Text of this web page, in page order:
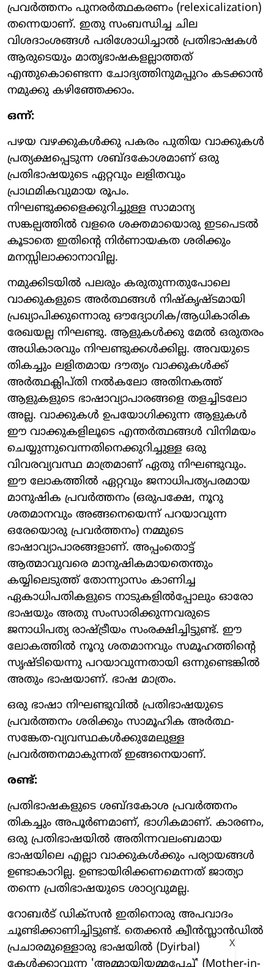
പ്രവര്‍ത്തനം പുനരര്‍ത്ഥകരണം (relexicalization)
തന്നെയാണ്. ഇതു സംബന്ധിച്ച ചില
വിശദാംശങ്ങള്‍ പരിശോധിച്ചാല്‍ പ്രതിഭാഷകള്‍
ആരുടെയും മാതൃഭാഷകളല്ലാത്തത്
എന്തുകൊണ്ടെന്ന ചോദ്യത്തിനുമപ്പുറം കടക്കാന്‍
നമുക്കു കഴിഞ്ഞേക്കാം.
ഒന്ന്:
പഴയ വഴക്കുകള്‍ക്കു പകരം പുതിയ വാക്കുകള്‍
പ്രത്യക്ഷപ്പെടുന്ന ശബ്ദകോശമാണ് ഒരു
പ്രതിഭാഷയുടെ ഏറ്റവും ലളിതവും
പ്രാഥമികവുമായ രൂപം.
നിഘണ്ടുക്കളെക്കുറിച്ചുള്ള സാമാന്യ
സങ്കല്പത്തില്‍ വളരെ ശക്തമായൊരു ഇടപെടല്‍
കൂടാതെ ഇതിന്റെ നിര്‍ണായകത ശരിക്കും
മനസ്സിലാക്കാനാവില്ല.
നമുക്കിടയില്‍ പലരും കരുതുന്നതുപോലെ
വാക്കുകളുടെ അര്‍ത്ഥങ്ങള്‍ നിഷ്‌കൃഷ്ടമായി
പ്രഖ്യാപിക്കുന്നൊരു ഔദ്യോഗിക/ആധികാരിക
രേഖയല്ല നിഘണ്ടു. ആളുകള്‍ക്കു മേല്‍ ഒരുതരം
അധികാരവും നിഘണ്ടുക്കള്‍ക്കില്ല. അവയുടെ
തികച്ചും ലളിതമായ ദൗത്യം വാക്കുകള്‍ക്ക്
അര്‍ത്ഥക്ലിപ്തി നല്‍കലോ അതിനകത്ത്
ആളുകളുടെ ഭാഷാവ്യാപാരങ്ങളെ തളച്ചിടലോ
അല്ല. വാക്കുകള്‍ ഉപയോഗിക്കുന്ന ആളുകള്‍
ഈ വാക്കുകളിലൂടെ എന്തര്‍ത്ഥങ്ങള്‍ വിനിമയം
ചെയ്യുന്നുവെന്നതിനെക്കുറിച്ചുള്ള ഒരു
വിവരവ്യവസ്ഥ മാത്രമാണ് ഏതു നിഘണ്ടുവും.
ഈ ലോകത്തില്‍ ഏറ്റവും ജനാധിപത്യപരമായ
മാനുഷിക പ്രവര്‍ത്തനം (ഒരുപക്ഷേ, നൂറു
ശതമാനവും അങ്ങനെയെന്ന് പറയാവുന്ന
ഒരേയൊരു പ്രവര്‍ത്തനം) നമ്മുടെ
ഭാഷാവ്യാപാരങ്ങളാണ്. അപ്പംതൊട്ട്
ആത്മാവുവരെ മാനുഷികമായതെന്തും
കയ്യിലെടുത്ത് തോന്ന്യാസം കാണിച്ച
ഏകാധിപതികളുടെ നാടുകളില്‍പ്പോലും ഓരോ
ഭാഷയും അതു സംസാരിക്കുന്നവരുടെ
ജനാധിപത്യ രാഷ്ട്രീയം സംരക്ഷിച്ചിട്ടുണ്ട്. ഈ
ലോകത്തില്‍ നൂറു ശതമാനവും സമൂഹത്തിന്റെ
സൃഷ്ടിയെന്നു പറയാവുന്നതായി ഒന്നുണ്ടെങ്കില്‍
അതും ഭാഷയാണ്. ഭാഷ മാത്രം.
ഒരു ഭാഷാ നിഘണ്ടുവില്‍ പ്രതിഭാഷയുടെ
പ്രവര്‍ത്തനം ശരിക്കും സാമൂഹിക അര്‍ത്ഥ-
സങ്കേത-വ്യവസ്ഥകള്‍ക്കുമേലുള്ള
പ്രവര്‍ത്തനമാകുന്നത് ഇങ്ങനെയാണ്.
രണ്ട്:
പ്രതിഭാഷകളുടെ ശബ്ദകോശ പ്രവര്‍ത്തനം
തികച്ചും അപൂര്‍ണമാണ്, ഭാഗികമാണ്. കാരണം,
ഒരു പ്രതിഭാഷയില്‍ അതിന്നവലംബമായ
ഭാഷയിലെ എല്ലാ വാക്കുകള്‍ക്കും പര്യായങ്ങള്‍
ഉണ്ടാകാറില്ല. ഉണ്ടായിരിക്കണമെന്നത് ജാത്യാ
തന്നെ പ്രതിഭാഷയുടെ ശാഠ്യവുമല്ല.
റോബര്‍ട് ഡിക്സന്‍ ഇതിനൊരു അപവാദം
ചൂണ്ടിക്കാണിച്ചിട്ടുണ്ട്. തെക്കന്‍ ക്വീന്‍സ്ലാന്‍ഡില്‍
പ്രചാരമുള്ളൊരു ഭാഷയില്‍ (Dyirbal)
കേള്‍ക്കാവുന്ന 'അമ്മായിയമ്മപ്പേച്ച്' (Mother-in-
X